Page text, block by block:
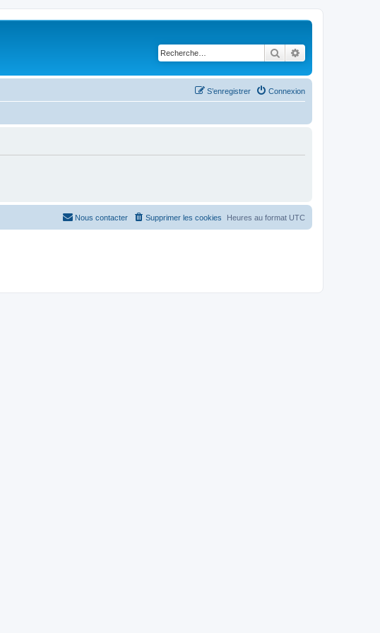
Rechercher
Connexion
S’enregistrer
Heures au format UTC
Supprimer les cookies
Nous contacter